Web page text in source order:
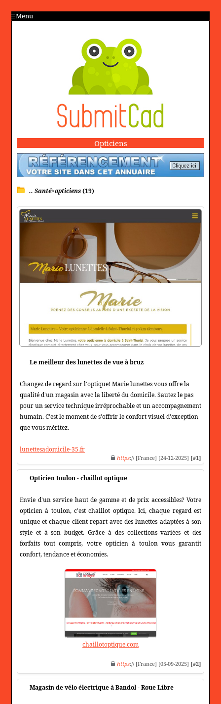
Menu
Opticiens
.. Santé>opticiens(19)
Le meilleur des lunettes de vue à bruz
Changez de regard sur l'optique! Marie lunettes vous offre la
qualité d'un magasin avec la liberté du domicile. Sautez le pas
pour un service technique irréprochable et un accompagnement
humain. C'est le moment de s'offrir le confort visuel d'exception
que vous méritez.
lunettesadomicile-35.fr
https:// [France] [24-12-2025] [#1]
Opticien toulon - chaillot optique
Envie d'un service haut de gamme et de prix accessibles? Votre
opticien à toulon, c'est chaillot optique. Ici, chaque regard est
unique et chaque client repart avec des lunettes adaptées à son
style et à son budget. Grâce à des collections variées et des
forfaits tout compris, votre opticien à toulon vous garantit
confort, tendance et économies.
chaillotoptique.com
https:// [France] [05-09-2025] [#2]
Magasin de vélo électrique à Bandol - Roue Libre